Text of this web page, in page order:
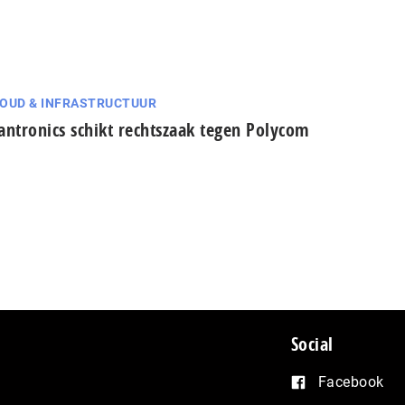
& INFRASTRUCTUUR
schikt rechtszaak tegen Polycom
Social
Facebook